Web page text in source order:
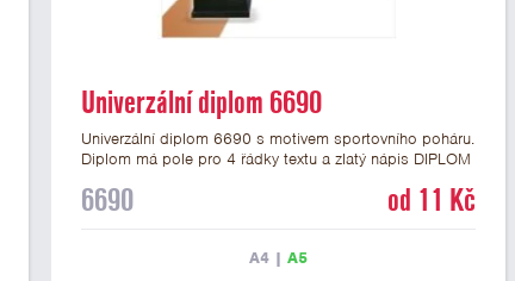
Univerzální diplom 6690
Univerzální diplom 6690 s motivem sportovního poháru.
Diplom má pole pro 4 řádky textu a zlatý nápis DIPLOM
máme ve formátu A4 a A5. Tento diplom je vhodný pro
motivem poháru má gramáž 250 g/m2.
6690 od 11 Kč
A4| A5